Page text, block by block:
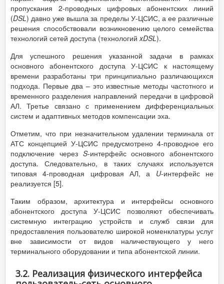
пропускания 2-проводных цифровых абонентских линий
(DSL) давно уже вышла за пределы У-ЦСИС, а ее различные
решения способствовали возникновению целого семейства
технологий сетей доступа (технологийxDSL).
Для успешного решения указанной задачи в рамках
основного абонентского доступа У-ЦСИС к настоящему
времени разработаны три принципиально различающихся
подхода. Первые два – это известные методы частотного и
временного разделения направлений передачи в цифровой
АЛ. Третье связано с применением дифференциальных
систем и адаптивных методов компенсации эха.
Отметим, что при незначительном удалении терминала от
АТС концепцией У-ЦСИС предусмотрено 4-проводное его
подключение через S-интерфейс основного абонентского
доступа. Следовательно, в таких случаях используется
типовая 4-проводная цифровая АЛ, а U-интерфейс не
реализуется [5].
Таким образом, архитектура и интерфейсы основного
абонентского доступа У-ЦСИС позволяют обеспечивать
системную интеграцию устройств и служб связи для
предоставления пользователю широкой номенклатуры услуг
вне зависимости от видов наличествующего у него
терминального оборудовании и типа абонентской линии.
3.2. Реализация физического интерфейса